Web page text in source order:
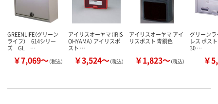
GREENLIFE（グリーン
ライフ） 614シリー
ズ GL …
￥7,069～（税込）
アイリスオーヤマ（IRIS
OHYAMA） アイリスポ
スト …
￥3,524～（税込）
アイリスオーヤマ アイ
リスポスト 青銅色
￥1,823～（税込）
グリーン
レス ポス
30 …
￥